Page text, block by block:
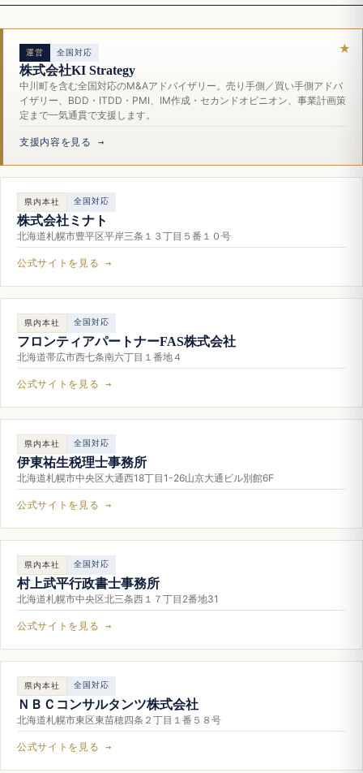
運営 全国対応
株式会社KI Strategy
中川町を含む全国対応のM&Aアドバイザリー。売り手側／買い手側アドバ
イザリー、BDD・ITDD・PMI、IM作成・セカンドオピニオン、事業計画策
定まで一気通貫で支援します。
支援内容を見る →
県内本社 全国対応
株式会社ミナト
北海道札幌市豊平区平岸三条１３丁目５番１０号
公式サイトを見る →
県内本社 全国対応
フロンティアパートナーFAS株式会社
北海道帯広市西七条南六丁目１番地４
公式サイトを見る →
県内本社 全国対応
伊東祐生税理士事務所
北海道札幌市中央区大通西18丁目1-26山京大通ビル別館6F
公式サイトを見る →
県内本社 全国対応
村上武平行政書士事務所
北海道札幌市中央区北三条西１７丁目2番地31
公式サイトを見る →
県内本社 全国対応
ＮＢＣコンサルタンツ株式会社
北海道札幌市東区東苗穂四条２丁目１番５８号
公式サイトを見る →